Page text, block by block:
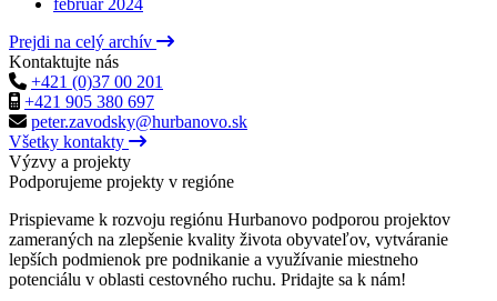
Prejdi na celý archív
Kontaktujte nás
+421 (0)37 00 201
+421 905 380 697
peter.zavodsky@hurbanovo.sk
Všetky kontakty
Výzvy a projekty
Podporujeme projekty v regióne
Prispievame k rozvoju regiónu Hurbanovo podporou projektov
zameraných na zlepšenie kvality života obyvateľov, vytváranie
lepších podmienok pre podnikanie a využívanie miestneho
potenciálu v oblasti cestovného ruchu. Pridajte sa k nám!